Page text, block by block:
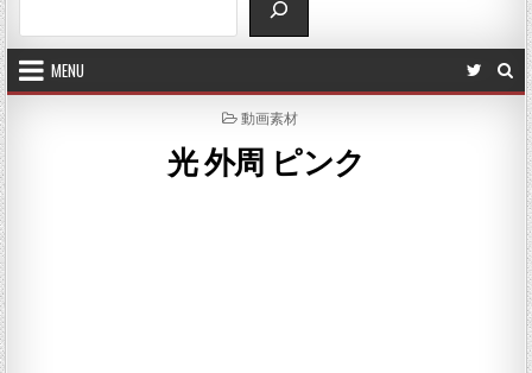
MENU
POSTED IN
動画素材
光 外周 ピンク